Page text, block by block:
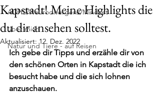
ADHS/Neurodivergenz/Mindset
über mich
Natur und Tiere - auf Reisen
Kapstadt! Meine Highlights die
du dir ansehen solltest.
Aktualisiert:12. Dez. 2022
Ich gebe dir Tipps und erzähle dir von
den schönen Orten in Kapstadt die ich
besucht habe und die sich lohnen
anzuschauen.